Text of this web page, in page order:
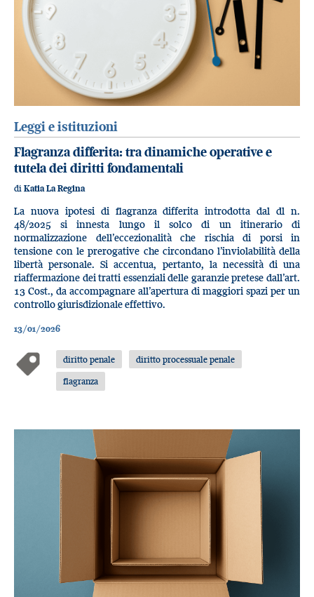
Leggi e istituzioni
Flagranza differita: tra dinamiche operative e
tutela dei diritti fondamentali
di Katia La Regina
La nuova ipotesi di flagranza differita introdotta dal dl n.
48/2025 si innesta lungo il solco di un itinerario di
normalizzazione dell’eccezionalità che rischia di porsi in
tensione con le prerogative che circondano l’inviolabilità della
libertà personale. Si accentua, pertanto, la necessità di una
riaffermazione dei tratti essenziali delle garanzie pretese dall’art.
13 Cost., da accompagnare all’apertura di maggiori spazi per un
controllo giurisdizionale effettivo.
13/01/2026
diritto penale
diritto processuale penale
flagranza